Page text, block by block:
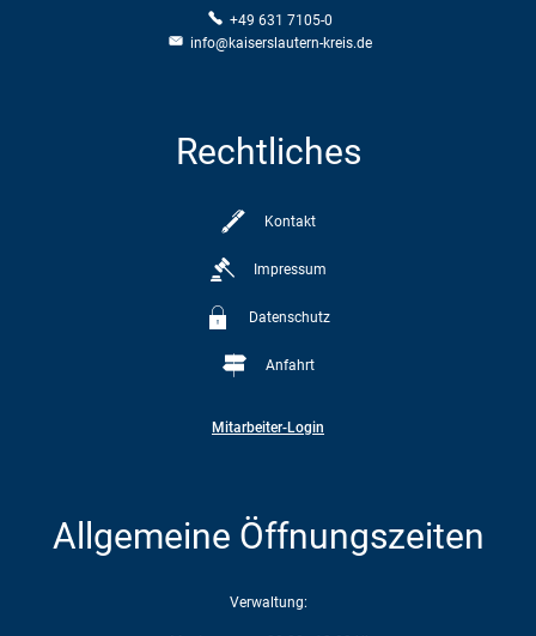
+49 631 7105-0
info@kaiserslautern-kreis.de
Rechtliches
Kontakt
Impressum
Datenschutz
Anfahrt
Mitarbeiter-Login
Allgemeine Öffnungszeiten
Verwaltung: